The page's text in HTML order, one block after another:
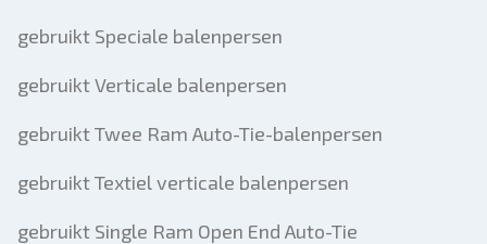
gebruikt Speciale balenpersen
gebruikt Verticale balenpersen
gebruikt Twee Ram Auto-Tie-balenpersen
gebruikt Textiel verticale balenpersen
gebruikt Single Ram Open End Auto-Tie